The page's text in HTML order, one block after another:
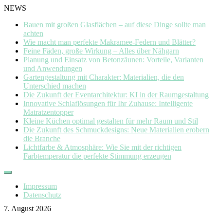
NEWS
Bauen mit großen Glasflächen – auf diese Dinge sollte man
achten
Wie macht man perfekte Makramee-Federn und Blätter?
Feine Fäden, große Wirkung – Alles über Nähgarn
Planung und Einsatz von Betonzäunen: Vorteile, Varianten
und Anwendungen
Gartengestaltung mit Charakter: Materialien, die den
Unterschied machen
Die Zukunft der Eventarchitektur: KI in der Raumgestaltung
Innovative Schlaflösungen für Ihr Zuhause: Intelligente
Matratzentopper
Kleine Küchen optimal gestalten für mehr Raum und Stil
Die Zukunft des Schmuckdesigns: Neue Materialien erobern
die Branche
Lichtfarbe & Atmosphäre: Wie Sie mit der richtigen
Farbtemperatur die perfekte Stimmung erzeugen
Skip
contentImpressum
Datenschutz
7. August 2026